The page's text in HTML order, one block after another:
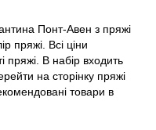
Понт-Авен з пряжі
пряжі. Всі ціни
пряжі. В набір входить
на сторінку пряжі
товари в